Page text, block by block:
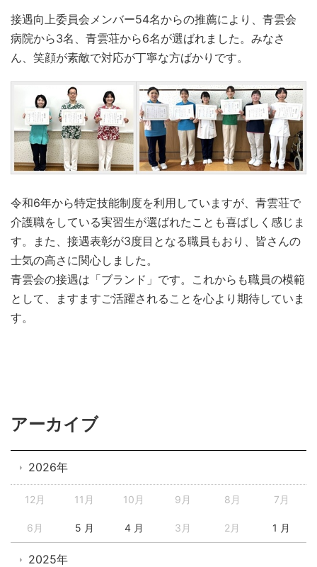
接遇向上委員会メンバー54名からの推薦により、青雲会
病院から3名、青雲荘から6名が選ばれました。みなさ
ん、笑顔が素敵で対応が丁寧な方ばかりです。
令和6年から特定技能制度を利用していますが、青雲荘で
介護職をしている実習生が選ばれたことも喜ばしく感じま
す。また、接遇表彰が3度目となる職員もおり、皆さんの
士気の高さに関心しました。
青雲会の接遇は「ブランド」です。これからも職員の模範
として、ますますご活躍されることを心より期待していま
す。
アーカイブ
2026年
12月 11月 10月 9月 8月 7月
6月 5 月 4 月 3月 2月 1 月
2025年